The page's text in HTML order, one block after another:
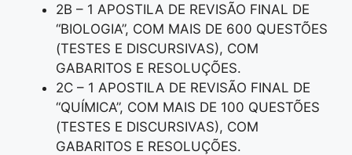
2B – 1 APOSTILA DE REVISÃO FINAL DE
“BIOLOGIA”, COM MAIS DE 600 QUESTÕES
(TESTES E DISCURSIVAS), COM
GABARITOS E RESOLUÇÕES.
2C – 1 APOSTILA DE REVISÃO FINAL DE
“QUÍMICA”, COM MAIS DE 100 QUESTÕES
(TESTES E DISCURSIVAS), COM
GABARITOS E RESOLUÇÕES.